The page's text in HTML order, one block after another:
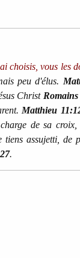
choisis, vous les
peu d'élus.
Christ
Matthieu
de sa
assujetti, de
.